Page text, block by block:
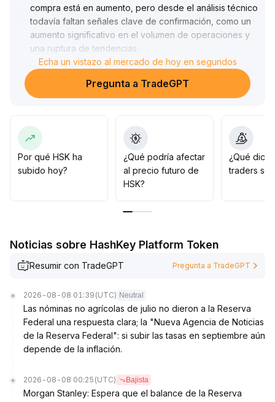
compra está en aumento, pero desde el análisis técnico
todavía faltan señales clave de confirmación, como un
aumento significativo en el volumen de operaciones y
una ruptura de tendencias
El precio continúa fluctuando dentro de un rango
(puntos de referencia principales: $X-Y, como $2
permanezcan a la espera y tengan paciencia hasta que
los indicadores técnicos muestren una convergencia y
se supere la resistencia clave.
Sólo después de confirmar el inicio de una tendencia
alcista conviene considerar entrar, para evitar los
Echa un vistazo al mercado de hoy en segundos
Pregunta a TradeGPT
Por qué HSK ha
subido hoy?
¿Qué podría afectar
al precio futuro de
HSK?
¿Qué
traders
Noticias sobre HashKey Platform Token
Resumir con TradeGPT Pregunta a TradeGPT
2026-08-08 01:39 (UTC) Neutral
Las nóminas no agrícolas de julio no dieron a la Reserva
Federal una respuesta clara; la "Nueva Agencia de Noticias
de la Reserva Federal": si subir las tasas en septiembre aún
depende de la inflación.
2026-08-08 00:25 (UTC) Bajista
Morgan Stanley: Espera que el balance de la Reserva